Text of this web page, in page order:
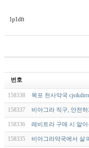
1p1dft
번호
158338 목포 천사약국
158337 비아그라 직구, 안전
158336 레비트라 구매 시 알
158335 비아그라약국에서 살